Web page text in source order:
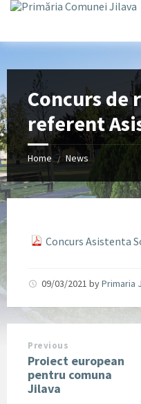
Concurs de
referent
Home / News
Concurs Asistenta
09/03/2021 byPrimaria
Previous
Proiect european
pentru comuna
Jilava